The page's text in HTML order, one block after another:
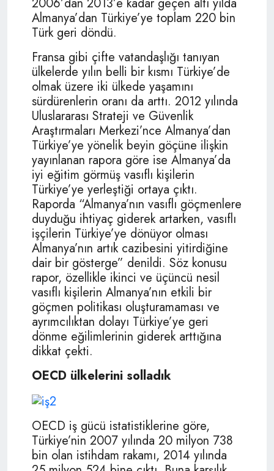
2006’dan 2013’e kadar geçen altı yılda
Almanya’dan Türkiye’ye toplam 220 bin
Türk geri döndü.
Fransa gibi çifte vatandaşlığı tanıyan
ülkelerde yılın belli bir kısmı Türkiye’de
olmak üzere iki ülkede yaşamını
sürdürenlerin oranı da arttı. 2012 yılında
Uluslararası Strateji ve Güvenlik
Araştırmaları Merkezi’nce Almanya’dan
Türkiye’ye yönelik beyin göçüne ilişkin
yayınlanan rapora göre ise Almanya’da
iyi eğitim görmüş vasıflı kişilerin
Türkiye’ye yerleştiği ortaya çıktı.
Raporda “Almanya’nın vasıflı göçmenlere
duyduğu ihtiyaç giderek artarken, vasıflı
işçilerin Türkiye’ye dönüyor olması
Almanya’nın artık cazibesini yitirdiğine
dair bir gösterge” denildi. Söz konusu
rapor, özellikle ikinci ve üçüncü nesil
vasıflı kişilerin Almanya’nın etkili bir
göçmen politikası oluşturamaması ve
ayrımcılıktan dolayı Türkiye’ye geri
dönme eğilimlerinin giderek arttığına
dikkat çekti.
OECD ülkelerini solladık
OECD iş gücü istatistiklerine göre,
Türkiye’nin 2007 yılında 20 milyon 738
bin olan istihdam rakamı, 2014 yılında